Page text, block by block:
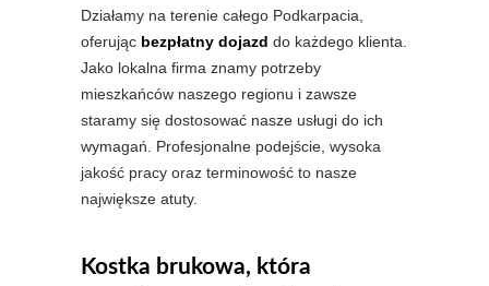
Działamy na terenie całego Podkarpacia,
oferując bezpłatny dojazd do każdego klienta.
Jako lokalna firma znamy potrzeby
mieszkańców naszego regionu i zawsze
staramy się dostosować nasze usługi do ich
wymagań. Profesjonalne podejście, wysoka
jakość pracy oraz terminowość to nasze
największe atuty.
Kostka brukowa, która